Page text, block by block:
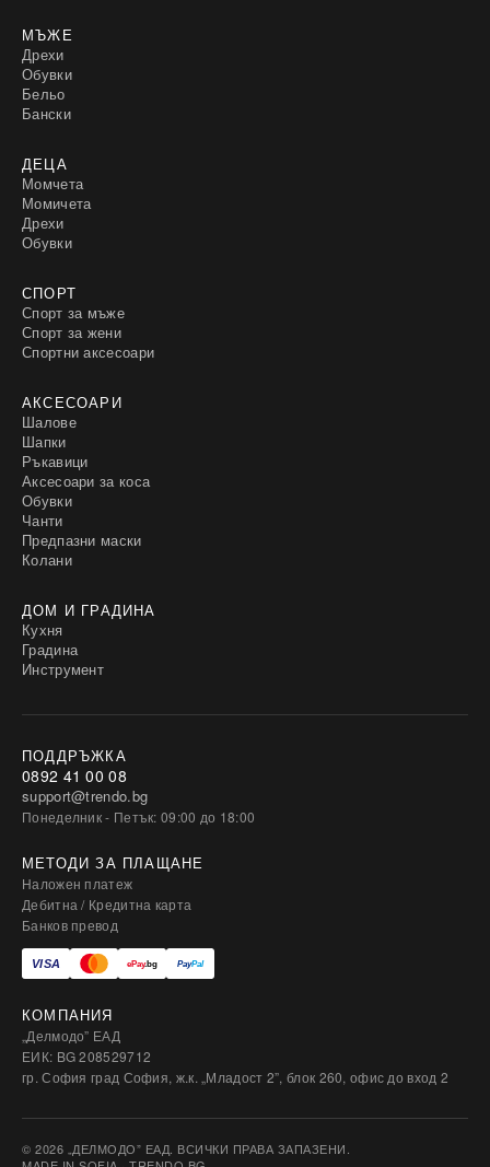
МЪЖЕ
Дрехи
Обувки
Бельо
Бански
ДЕЦА
Момчета
Момичета
Дрехи
Обувки
СПОРТ
Спорт за мъже
Спорт за жени
Спортни аксесоари
АКСЕСОАРИ
Шалове
Шапки
Ръкавици
Аксесоари за коса
Обувки
Чанти
Предпазни маски
Колани
ДОМ И ГРАДИНА
Кухня
Градина
Инструмент
ПОДДРЪЖКА
0892 41 00 08
support@trendo.bg
Понеделник - Петък: 09:00 до 18:00
МЕТОДИ ЗА ПЛАЩАНЕ
Наложен платеж
Дебитна / Кредитна карта
Банков превод
КОМПАНИЯ
„Делмодо” ЕАД
ЕИК: BG 208529712
гр. София град София, ж.к. „Младост 2”, блок 260, офис до вход 2
© 2026 „ДЕЛМОДО” ЕАД. ВСИЧКИ ПРАВА ЗАПАЗЕНИ.